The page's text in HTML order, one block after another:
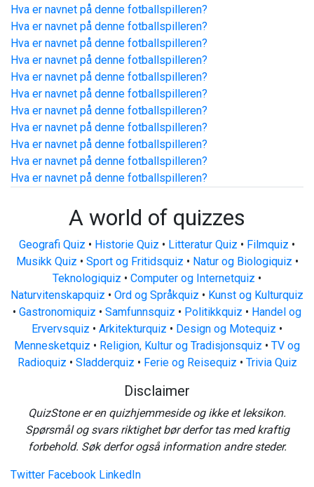
Hva er navnet på denne fotballspilleren?
Hva er navnet på denne fotballspilleren?
Hva er navnet på denne fotballspilleren?
Hva er navnet på denne fotballspilleren?
Hva er navnet på denne fotballspilleren?
Hva er navnet på denne fotballspilleren?
Hva er navnet på denne fotballspilleren?
Hva er navnet på denne fotballspilleren?
Hva er navnet på denne fotballspilleren?
Hva er navnet på denne fotballspilleren?
Hva er navnet på denne fotballspilleren?
A world of quizzes
Geografi Quiz • Historie Quiz • Litteratur Quiz • Filmquiz •
Musikk Quiz • Sport og Fritidsquiz • Natur og Biologiquiz •
Teknologiquiz • Computer og Internetquiz •
Naturvitenskapquiz • Ord og Språkquiz • Kunst og Kulturquiz
• Gastronomiquiz • Samfunnsquiz • Politikkquiz • Handel og
Ervervsquiz • Arkitekturquiz • Design og Motequiz •
Mennesketquiz • Religion, Kultur og Tradisjonsquiz • TV og
Radioquiz • Sladderquiz • Ferie og Reisequiz • Trivia Quiz
Disclaimer
QuizStone er en quizhjemmeside og ikke et leksikon.
Spørsmål og svars riktighet bør derfor tas med kraftig
forbehold. Søk derfor også information andre steder.
Twitter Facebook LinkedIn